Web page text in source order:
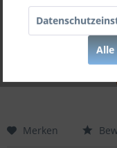
Merken
Alle